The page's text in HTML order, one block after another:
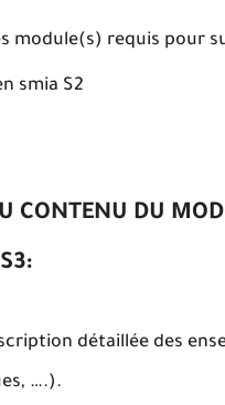
module(s) requis pour
smia S2
CONTENU DU
détaillée des
….).